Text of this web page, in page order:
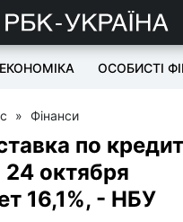
ЕКОНОМІКА ОСОБИСТІ
» Фінанси
по
24 октября
16,1%, - НБУ